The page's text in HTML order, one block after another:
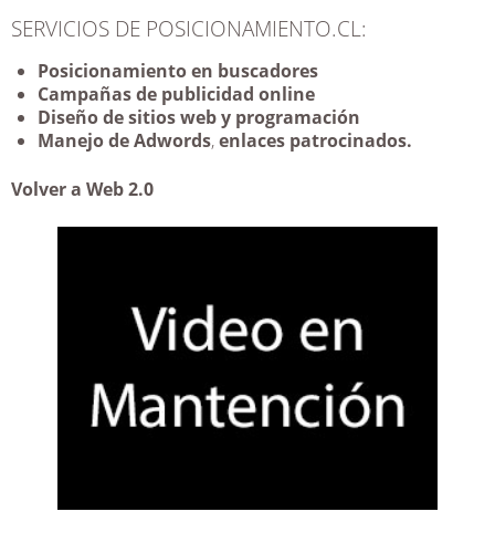
SERVICIOS DE POSICIONAMIENTO.CL:
Posicionamiento en buscadores
Campañas de publicidad online
Diseño de sitios web y programación
Manejo de Adwords,enlaces patrocinados.
Volver a Web 2.0